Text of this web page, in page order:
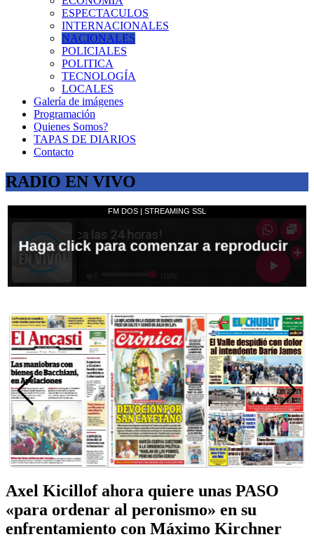
ESPECTACULOS
INTERNACIONALES
NACIONALES
POLICIALES
POLITICA
TECNOLOGÍA
LOCALES
Galería de imágenes
Programación
Quienes Somos?
TAPAS DE DIARIOS
Contacto
RADIO EN VIVO
Axel Kicillof ahora quiere unas PASO
«para ordenar al peronismo» en su
enfrentamiento con Máximo Kirchner